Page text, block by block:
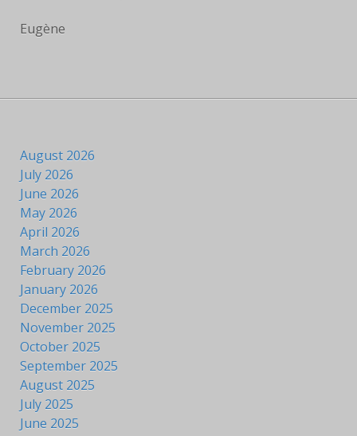
Eugène
August 2026
July 2026
June 2026
May 2026
April 2026
March 2026
February 2026
January 2026
December 2025
November 2025
October 2025
September 2025
August 2025
July 2025
June 2025